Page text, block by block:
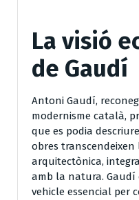
La visió
de Gaudí
Antoni Gaudí,
modernisme català,
que es podia
obres transcendeixen
arquitectònica,
amb la natura. Gaudí
vehicle essencial per